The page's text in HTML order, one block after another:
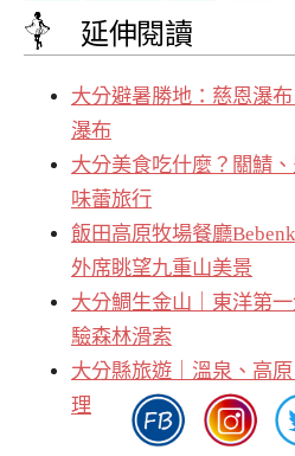
延伸閱讀
大分避暑勝地：慈恩瀑
瀑布
大分美食吃什麼？關鯖
味蕾旅行
飯田高原牧場餐廳
外席眺望九重山美景
大分鯛生金山｜東洋第
驗森林滑索
大分縣旅遊｜溫泉、高
理